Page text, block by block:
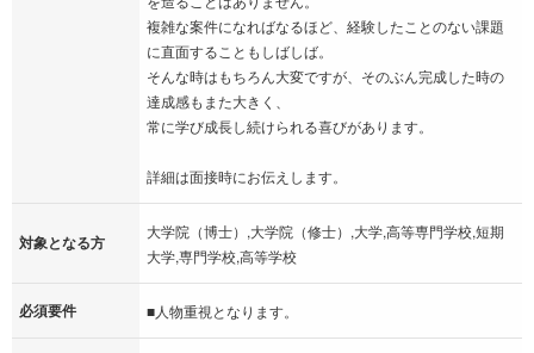
複雑な案件になればなるほど、経験したことのない課題
に直面することもしばしば。
そんな時はもちろん大変ですが、そのぶん完成した時の
達成感もまた大きく、
常に学び成長し続けられる喜びがあります。
詳細は面接時にお伝えします。
対象となる方
大学院（博士）,大学院（修士）,大学,高等専門学校,短期
大学,専門学校,高等学校
必須要件 ■人物重視となります。